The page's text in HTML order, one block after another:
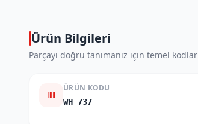
Ürün Bilgileri
Parçayı doğru tanımanız için temel kodlar
ÜRÜN KODU
WH 737